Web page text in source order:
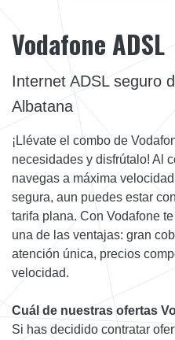
Vodafone ADSL
Internet ADSL seguro
Albatana
¡Llévate el combo de
necesidades y disfrútalo! Al
navegas a máxima
segura, aun puedes estar
tarifa plana. Con Vodafone
una de las ventajas: gran
atención única, precios
velocidad.
Cuál de nuestras ofertas
Si has decidido contratar